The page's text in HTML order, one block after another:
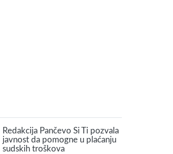
Redakcija Pančevo Si Ti pozvala
javnost da pomogne u plaćanju
sudskih troškova